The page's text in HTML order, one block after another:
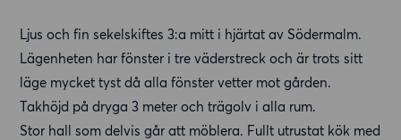
Ljus och fin sekelskiftes 3:a mitt i hjärtat av Södermalm.
Lägenheten har fönster i tre väderstreck och är trots sitt
läge mycket tyst då alla fönster vetter mot gården.
Takhöjd på dryga 3 meter och trägolv i alla rum.
Stor hall som delvis går att möblera. Fullt utrustat kök med